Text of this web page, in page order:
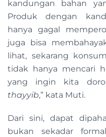
kandungan bahan
Produk dengan
hanya gagal
juga bisa
lihat, sekarang
tidak hanya mencari
yang ingin kita
thayyib,” kata Muti.
Dari sini, dapat
bukan sekadar